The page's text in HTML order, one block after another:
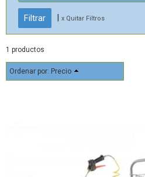
| x Quitar Filtros
1 productos
Ordenar por: Precio